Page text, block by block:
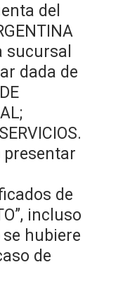
del
sucursal
dada de
presentar
de
incluso
hubiere
de